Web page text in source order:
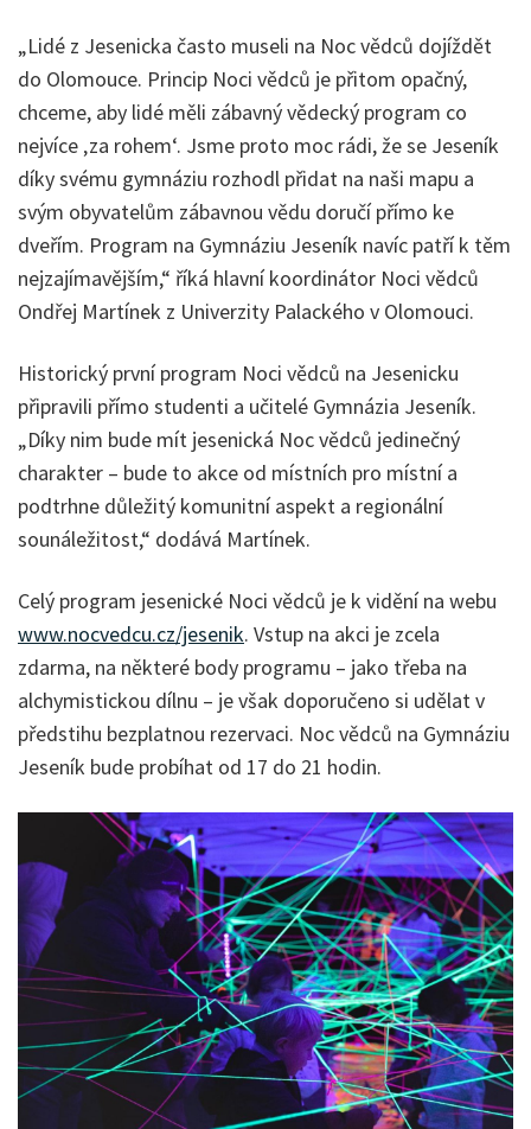
„Lidé z Jesenicka často museli na Noc vědců dojíždět
do Olomouce. Princip Noci vědců je přitom opačný,
chceme, aby lidé měli zábavný vědecký program co
nejvíce ‚za rohem‘. Jsme proto moc rádi, že se Jeseník
díky svému gymnáziu rozhodl přidat na naši mapu a
svým obyvatelům zábavnou vědu doručí přímo ke
dveřím. Program na Gymnáziu Jeseník navíc patří k těm
nejzajímavějším,“ říká hlavní koordinátor Noci vědců
Ondřej Martínek z Univerzity Palackého v Olomouci.
Historický první program Noci vědců na Jesenicku
připravili přímo studenti a učitelé Gymnázia Jeseník.
„Díky nim bude mít jesenická Noc vědců jedinečný
charakter – bude to akce od místních pro místní a
podtrhne důležitý komunitní aspekt a regionální
sounáležitost,“ dodává Martínek.
Celý program jesenické Noci vědců je k vidění na webu
www.nocvedcu.cz/jesenik. Vstup na akci je zcela
zdarma, na některé body programu – jako třeba na
alchymistickou dílnu – je však doporučeno si udělat v
předstihu bezplatnou rezervaci. Noc vědců na Gymnáziu
Jeseník bude probíhat od 17 do 21 hodin.